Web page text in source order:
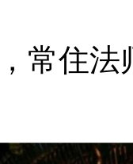
住法